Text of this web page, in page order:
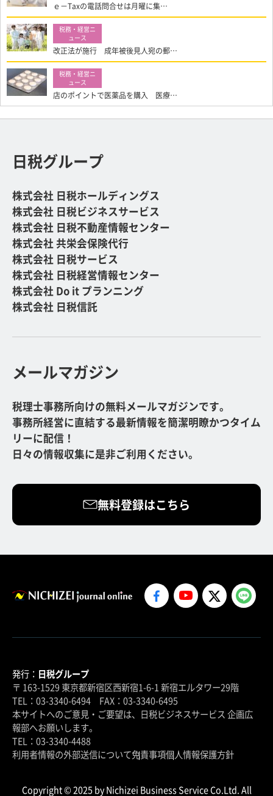
ｅ－Taxの電話問合せは月曜に集…
改正法が施行 成年被後見人宛の郵…
店のポイントで医薬品を購入 医療…
日税グループ
株式会社 日税ホールディングス
株式会社 日税ビジネスサービス
株式会社 日税不動産情報センター
株式会社 共栄会保険代行
株式会社 日税サービス
株式会社 日税経営情報センター
株式会社 Do it プランニング
株式会社 日税信託
メールマガジン
税理士事務所向けの無料メールマガジンです。
事務所経営に直結する最新情報を簡潔明瞭かつタイム
リーに配信！
日々の情報収集に是非ご利用ください。
無料登録はこちら
発行： 日税グループ
〒 163-1529 東京都新宿区西新宿1-6-1 新宿エルタワー29階
TEL：03-3340-6494 FAX：03-3340-6495
本サイトへのご意見・ご要望は、日税ビジネスサービス 企画広
報部へお願いします。
TEL：03-3340-4488
利用者情報の外部送信について免責事項個人情報保護方針
Copyright © 2025 by Nichizei Business Service Co.Ltd. All